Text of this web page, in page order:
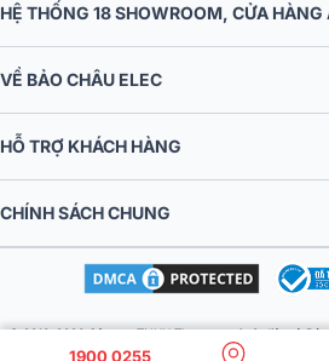
HỆ THỐNG 18 SHOWROOM, CỬA
VỀ BẢO CHÂU ELEC
HỖ TRỢ KHÁCH HÀNG
CHÍNH SÁCH CHUNG
© 2016-2026 Công ty TNHH Thương mại và điện tử
KH & ĐT TP.HN cấp ngày 10/09/2013. Địa chỉ: Tầng 6,
1900 0255